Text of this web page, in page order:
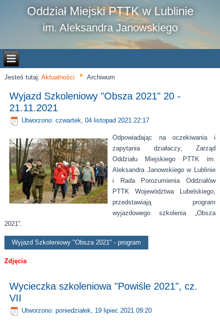
Oddział Miejski PTTK w Lublinie
im. Aleksandra Janowskiego
Jesteś tutaj:Aktualności Archiwum
Wyjazd Szkoleniowy "Obsza 2021" 20 -
21.11.2021
Utworzono: czwartek, 04 listopad 2021 22:17
Odpowiadając na oczekiwania i
zapytania działaczy, Zarząd
Oddziału Miejskiego PTTK im.
Aleksandra Janowskiego w Lublinie
i Rada Porozumienia Oddziałów
PTTK Województwa Lubelskiego,
przedstawiają program
wyjazdowego szkolenia „Obsza
2021”.
Wyjazd Szkoleniowy "Obsza 2021" - program
Zdjęcia
Wycieczka szkoleniowa "Powiśle 2021", cz.
VII
Utworzono: poniedziałek, 19 lipiec 2021 09:20